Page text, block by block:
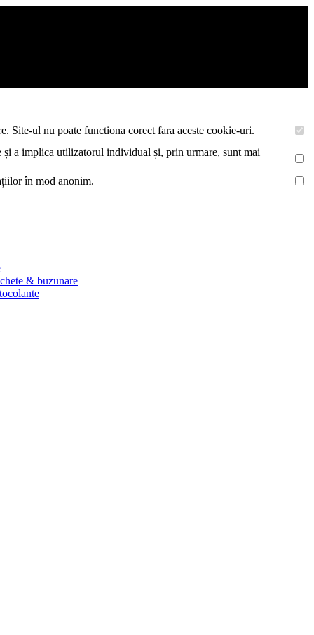
Site-ul nu poate functiona corect fara aceste cookie-uri.
și a implica utilizatorul individual și, prin urmare, sunt mai
în mod anonim.
& buzunare